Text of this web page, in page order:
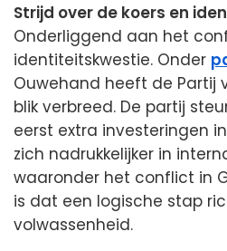
Strijd over de koers en
Onderliggend aan het
identiteitskwestie. Onder
Ouwehand heeft de Partij
blik verbreed. De partij
eerst extra investeringen
zich nadrukkelijker in
waaronder het conflict in
is dat een logische stap
volwassenheid.